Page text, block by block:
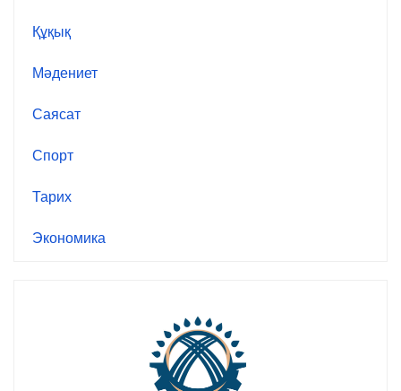
Құқық
Мәдениет
Саясат
Спорт
Тарих
Экономика